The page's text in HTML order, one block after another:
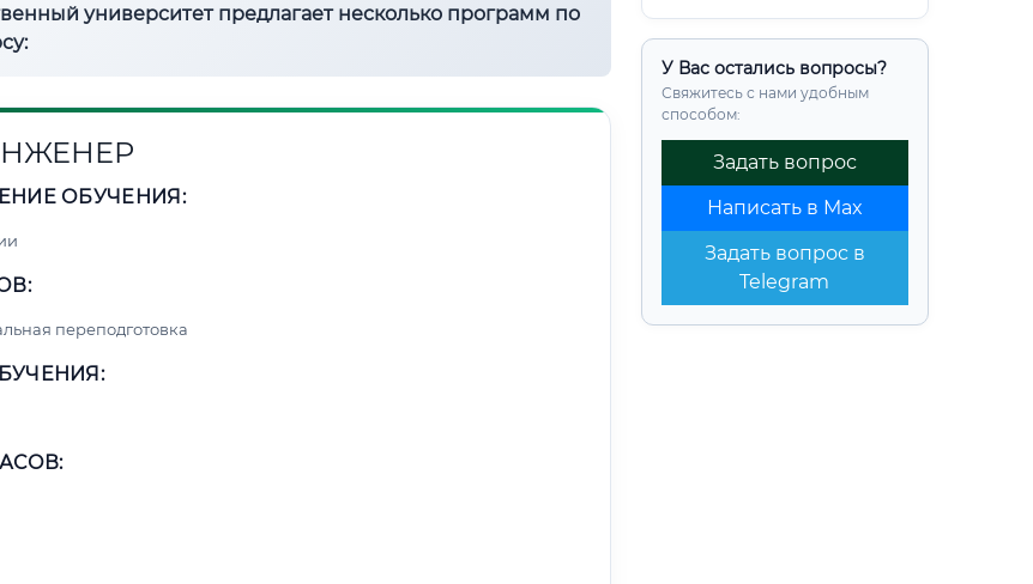
У Вас остались вопросы?
Свяжитесь с нами удобным
способом:
Задать вопрос
Написать в Max
Задать вопрос в
Telegram
университет предлагает несколько программ по
ОБУЧЕНИЯ:
переподготовка